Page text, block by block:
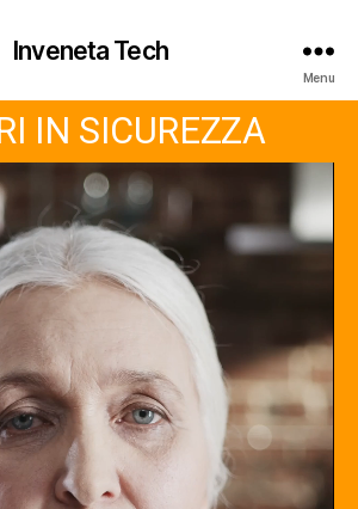
Inveneta Tech
Menu
IN SICUREZZA